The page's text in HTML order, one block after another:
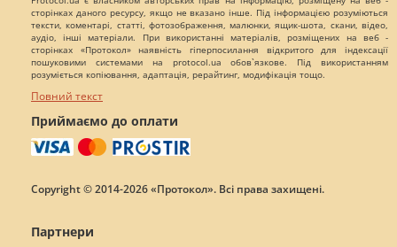
сторінках даного ресурсу, якщо не вказано інше. Під інформацією розуміються
тексти, коментарі, статті, фотозображення, малюнки, ящик-шота, скани, відео,
аудіо, інші матеріали. При використанні матеріалів, розміщених на веб -
сторінках «Протокол» наявність гіперпосилання відкритого для індексації
пошуковими системами на protocol.ua обов`язкове. Під використанням
розуміється копіювання, адаптація, рерайтинг, модифікація тощо.
Повний текст
Приймаємо до оплати
Copyright © 2014-2026 «Протокол». Всі права захищені.
Партнери